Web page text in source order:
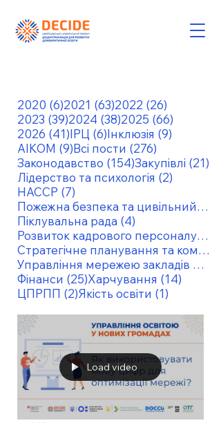
2020 (6)6 постів
2021 (63)63 пости
2022 (26)
2023 (39)39 постів
2024 (38)38 постів
2025 (66)
2026 (41)41 пост
ІРЦ (6)6 постів
Інклюзія (9)
АІКОМ (9)9 постів
Всі пости (276)
Законодавство (154)154 пости
Закупівлі (21)
Лідерство та психологія (2)
НАССР (7)
Пожежна безпека та цивільний захист
Піклувальна рада (4)
Розвиток кадрового персоналу
(6)
Стратегічне планування та комунікація
Управління мережею закладів освіти
Фінанси (25)25 постів
Харчування (14)
ЦПРПП (2)2 пости
Якість освіти (1)
Load video